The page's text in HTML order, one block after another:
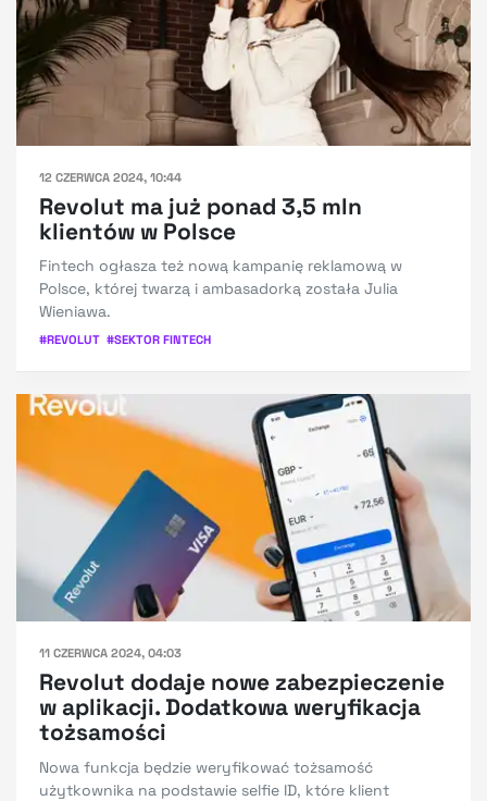
12 CZERWCA 2024, 10:44
Revolut ma już ponad 3,5 mln
klientów w Polsce
Fintech ogłasza też nową kampanię reklamową w
Polsce, której twarzą i ambasadorką została Julia
Wieniawa.
#REVOLUT #SEKTOR FINTECH
11 CZERWCA 2024, 04:03
Revolut dodaje nowe zabezpieczenie
w aplikacji. Dodatkowa weryfikacja
tożsamości
Nowa funkcja będzie weryfikować tożsamość
użytkownika na podstawie selfie ID, które klient